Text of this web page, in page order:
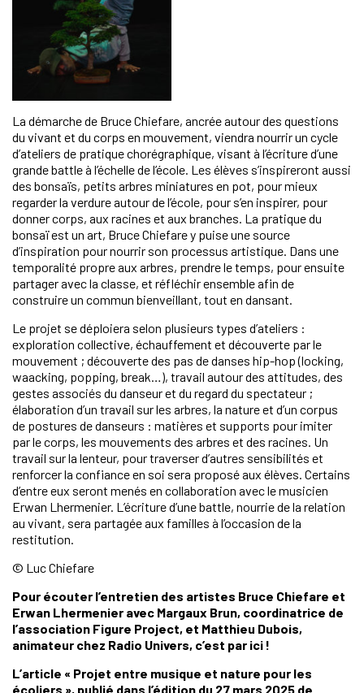
La démarche de Bruce Chiefare, ancrée autour des questions
du vivant et du corps en mouvement, viendra nourrir un cycle
d’ateliers de pratique chorégraphique, visant à l’écriture d’une
grande battle à l’échelle de l’école. Les élèves s’inspireront aussi
des bonsaïs, petits arbres miniatures en pot, pour mieux
regarder la verdure autour de l’école, pour s’en inspirer, pour
donner corps, aux racines et aux branches. La pratique du
bonsaï est un art, Bruce Chiefare y puise une source
d’inspiration pour nourrir son processus artistique. Dans une
temporalité propre aux arbres, prendre le temps, pour ensuite
partager avec la classe, et réfléchir ensemble afin de
construire un commun bienveillant, tout en dansant.
Le projet se déploiera selon plusieurs types d’ateliers :
exploration collective, échauffement et découverte par le
mouvement ; découverte des pas de danses hip-hop (locking,
waacking, popping, break…), travail autour des attitudes, des
gestes associés du danseur et du regard du spectateur ;
élaboration d’un travail sur les arbres, la nature et d’un corpus
de postures de danseurs : matières et supports pour imiter
par le corps, les mouvements des arbres et des racines. Un
travail sur la lenteur, pour traverser d’autres sensibilités et
renforcer la confiance en soi sera proposé aux élèves. Certains
d’entre eux seront menés en collaboration avec le musicien
Erwan Lhermenier. L’écriture d’une battle, nourrie de la relation
au vivant, sera partagée aux familles à l’occasion de la
restitution.
© Luc Chiefare
Pour écouter l’entretien des artistes Bruce Chiefare et
Erwan Lhermenier avec Margaux Brun, coordinatrice de
l’association Figure Project, et Matthieu Dubois,
animateur chez Radio Univers, c’est par ici !
L’article « Projet entre musique et nature pour les
écoliers », publié dans l’édition du 27 mars 2025 de